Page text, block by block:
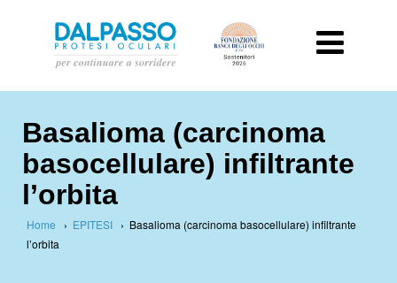
Basalioma (carcinoma
basocellulare) infiltrante
l’orbita
Home › EPITESI › Basalioma (carcinoma basocellulare) infiltrante
l’orbita